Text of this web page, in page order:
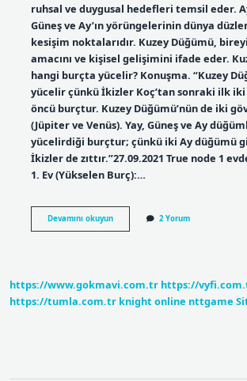
ruhsal ve duygusal hedefleri temsil eder.
Güneş ve Ay’ın yörüngelerinin dünya
kesişim noktalarıdır. Kuzey Düğümü,
amacını ve kişisel gelişimini ifade eder.
hangi burçta yücelir? Konuşma. “Kuzey
yücelir çünkü İkizler Koç’tan sonraki ilk
öncü burçtur. Kuzey Düğümü’nün de iki
(Jüpiter ve Venüs). Yay, Güneş ve Ay
yücelirdiği burçtur; çünkü iki Ay düğümü
İkizler de zıttır.”27.09.2021 True node 1
1. Ev (Yükselen Burç):…
Devamını okuyunKuzey
Ay
Demek
2 Yorum
https://www.gokmavi.com.tr https://
https://tumla.com.tr knight online nttgame